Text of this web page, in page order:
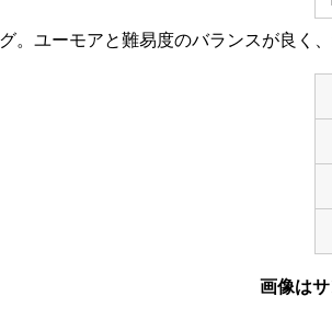
。ユーモアと難易度のバランスが良く
画像は